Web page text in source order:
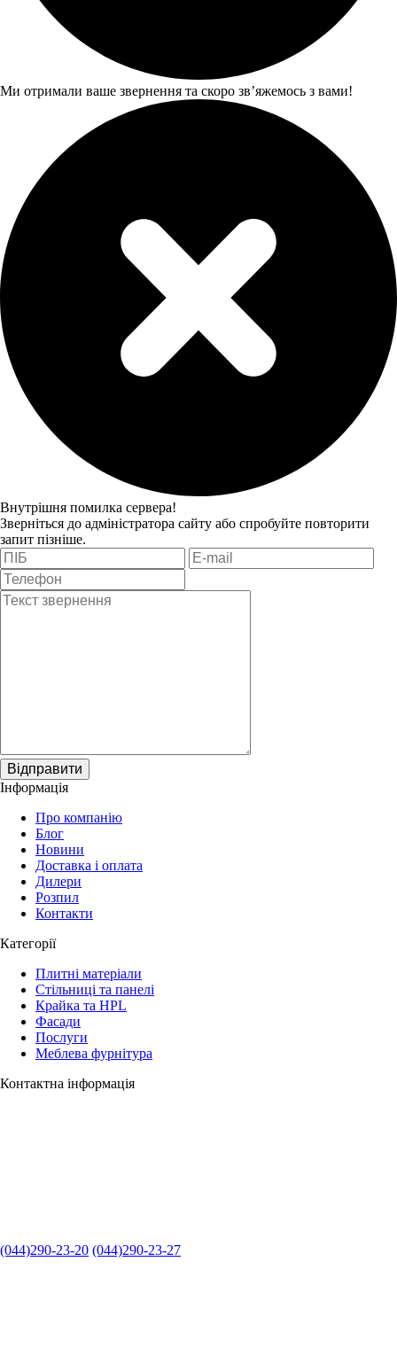
Ми отримали ваше звернення та скоро звʼяжемось з вами!
Внутрішня помилка сервера!
Зверніться до адміністратора сайту або спробуйте повторити
запит пізніше.
Відправити
Інформація
Про компанію
Блог
Новини
Доставка і оплата
Дилери
Розпил
Контакти
Категорії
Плитні матеріали
Стільниці та панелі
Крайка та HPL
Фасади
Послуги
Меблева фурнітура
Контактна інформація
(044)290-23-20 (044)290-23-27